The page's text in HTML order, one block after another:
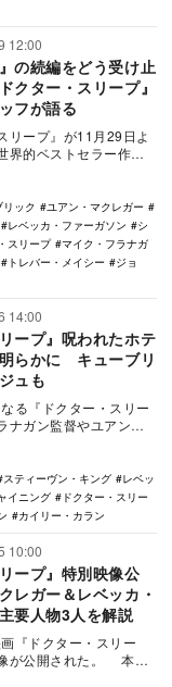
12:00
の続編をどう受け止
ター・スリープ』
フが語る
リープ』が11月29日よ
界的ベストセラー作家
グの最高傑作と言われ
ック
ユアン・マクレガー
レベッカ・ファーガソン
シ
スリープ
マイク・フラナガ
トレバー・メイシー
ジョ
14:00
ープ』呪われたホテ
らかに キューブリ
ュも
る『ドクター・スリー
ナガン監督やユアン・
に登場するオーバール
スティーヴン・キング
レベッ
イニング
ドクター・スリー
カイリー・カラン
10:00
ープ』特別映像公
ガー＆レベッカ・
要人物3人を解説
『ドクター・スリー
が公開された。 本作
ューブリック監督作